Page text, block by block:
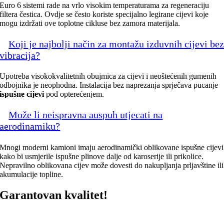
Euro 6 sistemi rade na vrlo visokim temperaturama za regeneraciju
filtera čestica. Ovdje se često koriste specijalno legirane cijevi koje
mogu izdržati ove toplotne cikluse bez zamora materijala.
Koji je najbolji način za montažu izduvnih cijevi bez
vibracija?
Upotreba visokokvalitetnih obujmica za cijevi i neoštećenih gumenih
odbojnika je neophodna. Instalacija bez naprezanja sprječava pucanje
ispušne cijevi pod opterećenjem.
Može li neispravna auspuh utjecati na
aerodinamiku?
Mnogi moderni kamioni imaju aerodinamički oblikovane ispušne cijevi
kako bi usmjerile ispušne plinove dalje od karoserije ili prikolice.
Nepravilno oblikovana cijev može dovesti do nakupljanja prljavštine ili
akumulacije topline.
Garantovan kvalitet!